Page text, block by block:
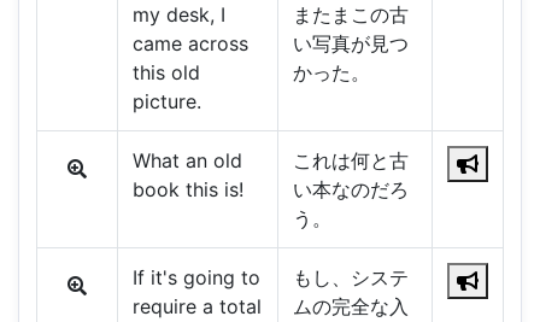
my desk, I
came across
this old
picture.
またまこの古
い写真が見つ
かった。
What an old
book this is!
これは何と古
い本なのだろ
う。
If it's going to
require a total
もし、システ
ムの完全な入